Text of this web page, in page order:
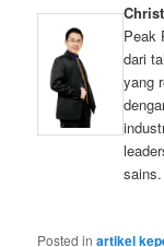
Peak
dari
yang
sains.
Posted in artikel